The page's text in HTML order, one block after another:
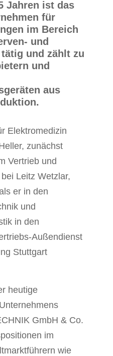
Jahren ist das
für
im Bereich
und
und zählt zu
und
aus
Elektromedizin
zunächst
Vertrieb und
Leitz Wetzlar,
er in den
und
in den
Außendienst
Stuttgart
heutige
GmbH & Co.
im
wie